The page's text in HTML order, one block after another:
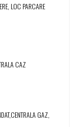
LOC PARCARE
CAZ
GAZ,